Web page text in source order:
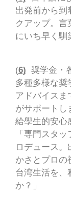
出発前から到
クアップ。言
にいち早く馴
(6) 奨学金・
多種多様な奨
アドバイスま
がサポートし
給學生的安心
「専門スタ
ロデュース。
かさとプロの
台湾生活を、
か？」